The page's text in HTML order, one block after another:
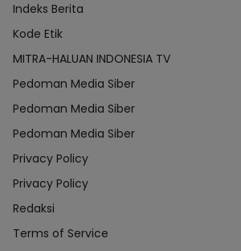
Indeks Berita
Kode Etik
MITRA-HALUAN INDONESIA TV
Pedoman Media Siber
Pedoman Media Siber
Pedoman Media Siber
Privacy Policy
Privacy Policy
Redaksi
Terms of Service